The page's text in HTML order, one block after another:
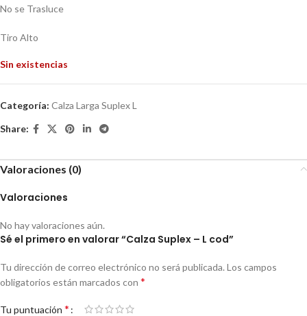
No se Trasluce
Tiro Alto
Sin existencias
Categoría: Calza Larga Suplex L
Share:
Valoraciones (0)
Valoraciones
No hay valoraciones aún.
Sé el primero en valorar “Calza Suplex – L cod”
Tu dirección de correo electrónico no será publicada. Los campos
obligatorios están marcados con *
Tu puntuación *